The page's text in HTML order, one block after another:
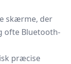
skærme, der
ofte Bluetooth-
præcise